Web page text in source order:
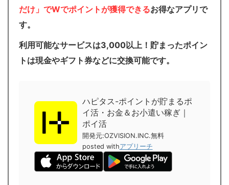
だけ」でWでポイントが獲得できるお得なアプリで
す。
利用可能なサービスは3,000以上！貯まったポイン
トは現金やギフト券などに交換可能です。
ハピタス-ポイントが貯まるポ
イ活・お金＆お小遣い稼ぎ｜
ポイ活
開発元:OZVISION.INC.無料
posted withアプリーチ